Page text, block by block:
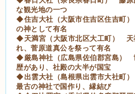
な観光地の一つ
◆住吉大社（大阪市住吉区住吉町
の神として有名
◆天満宮（大阪市北区大工町） 天
れ、菅原道真公を祭って有名
◆厳島神社（広島県佐伯郡宮島）
歴があり、社殿の大半が国宝
◆出雲大社（島根県出雲市大社町
最古の神社で国作り、縁結び